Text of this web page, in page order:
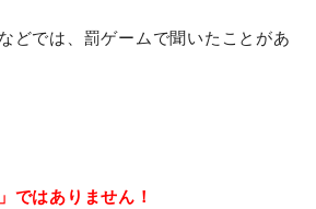
どでは、罰ゲームで聞いたことがあ
ではありません！